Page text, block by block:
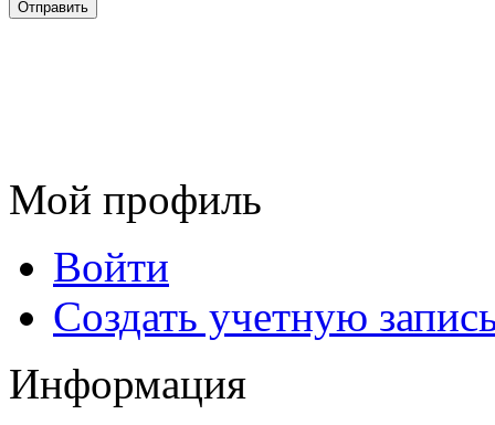
Мой профиль
Войти
Создать учетную
Информация